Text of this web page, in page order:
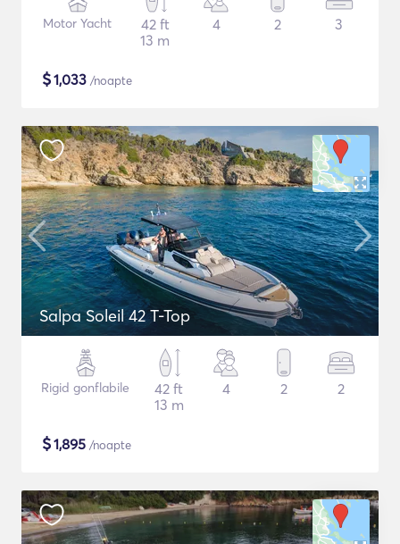
Motor Yacht
42 ft
13 m
4 2 3
$1,033 /noapte
Salpa Soleil 42 T-Top
Rigid gonflabile
42 ft
13 m
4 2 2
$1,895 /noapte